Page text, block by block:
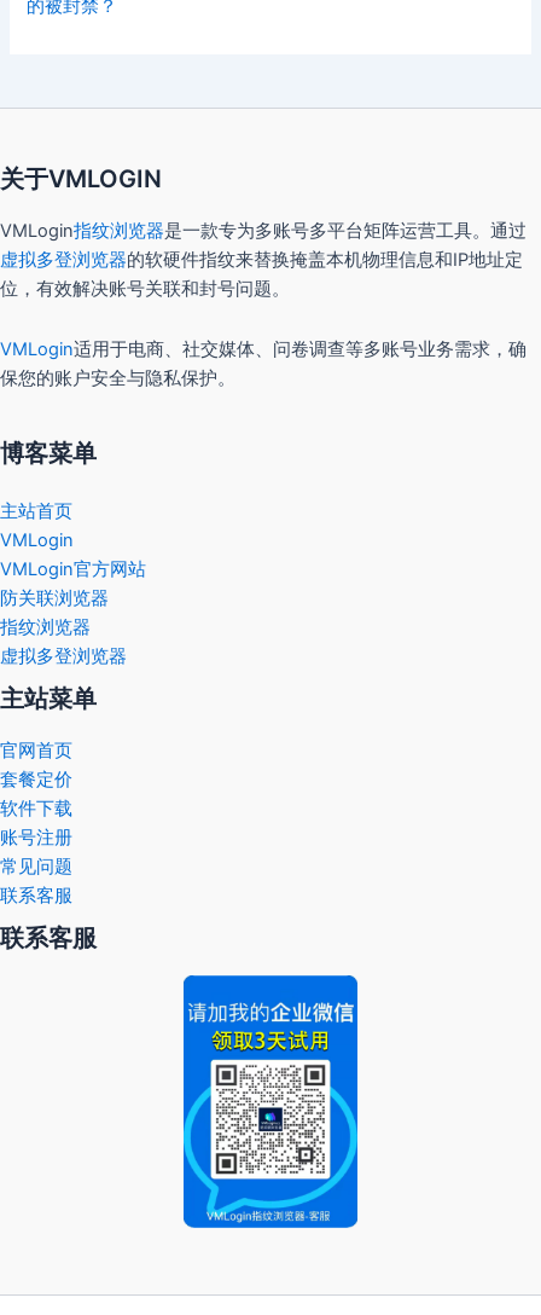
的被封禁？
关于VMLOGIN
VMLogin指纹浏览器是一款专为多账号多平台矩阵运营工具。通过
虚拟多登浏览器的软硬件指纹来替换掩盖本机物理信息和IP地址定
位，有效解决账号关联和封号问题。
VMLogin适用于电商、社交媒体、问卷调查等多账号业务需求，确
保您的账户安全与隐私保护。
博客菜单
主站首页
VMLogin
VMLogin官方网站
防关联浏览器
指纹浏览器
虚拟多登浏览器
主站菜单
官网首页
套餐定价
软件下载
账号注册
常见问题
联系客服
联系客服